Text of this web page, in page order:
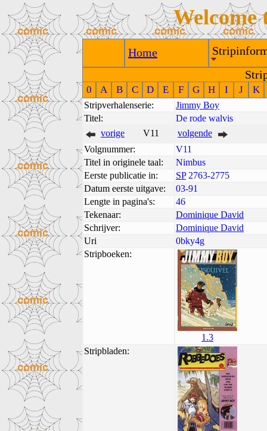
Welcome
Home
0 A B C D E F G H I J K
Stripverhalenserie:
Jimmy Boy
Titel:
De rode walvis
vorige
V11
volgende
Volgnummer:
V11
Titel in originele taal:
Nimbus
Eerste publicatie in:
SP2763-2775
Datum eerste uitgave:
03-91
Lengte in pagina's:
46
Tekenaar:
Dominique David
Schrijver:
Dominique David
Uri
0bky4g
Stripboeken:
1.3
Stripbladen: